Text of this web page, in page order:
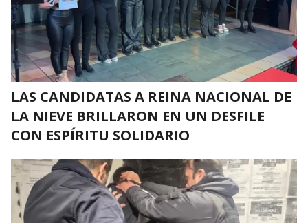
LAS CANDIDATAS A REINA NACIONAL DE
LA NIEVE BRILLARON EN UN DESFILE
CON ESPÍRITU SOLIDARIO